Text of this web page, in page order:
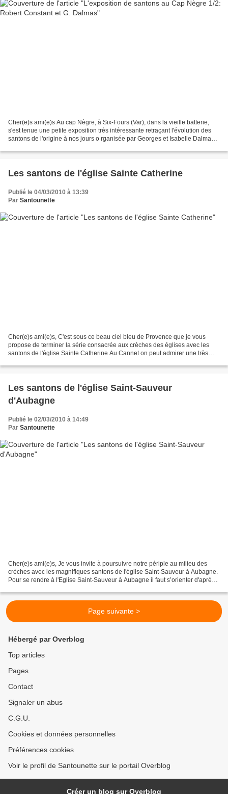
Cher(e)s ami(e)s Au cap Nègre, à Six-Fours (Var), dans la vieille batterie,
s'est tenue une petite exposition très intéressante retraçant l'évolution des
santons de l'origine à nos jours o rganisée par Georges et Isabelle Dalmas.
Les santons de l'église Sainte Catherine
Publié le 04/03/2010 à 13:39
Par Santounette
Cher(e)s ami(e)s, C'est sous ce beau ciel bleu de Provence que je vous
propose de terminer la série consacrée aux crèches des églises avec les
santons de l'église Sainte Catherine Au Cannet on peut admirer une très
Les santons de l'église Saint-Sauveur
d'Aubagne
Publié le 02/03/2010 à 14:49
Par Santounette
Cher(e)s ami(e)s, Je vous invite à poursuivre notre périple au milieu des
crèches avec les magnifiques santons de l'église Saint-Sauveur à Aubagne.
Pour se rendre à l'Eglise Saint-Sauveur à Aubagne il faut s’orienter d'après
Page suivante >
Hébergé par Overblog
Top articles
Pages
Contact
Signaler un abus
C.G.U.
Cookies et données personnelles
Préférences cookies
Voir le profil de Santounette sur le portail Overblog
Créer un blog sur Overblog